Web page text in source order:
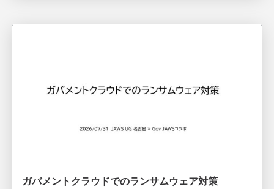
ガバメントクラウドでのランサムウェア対策